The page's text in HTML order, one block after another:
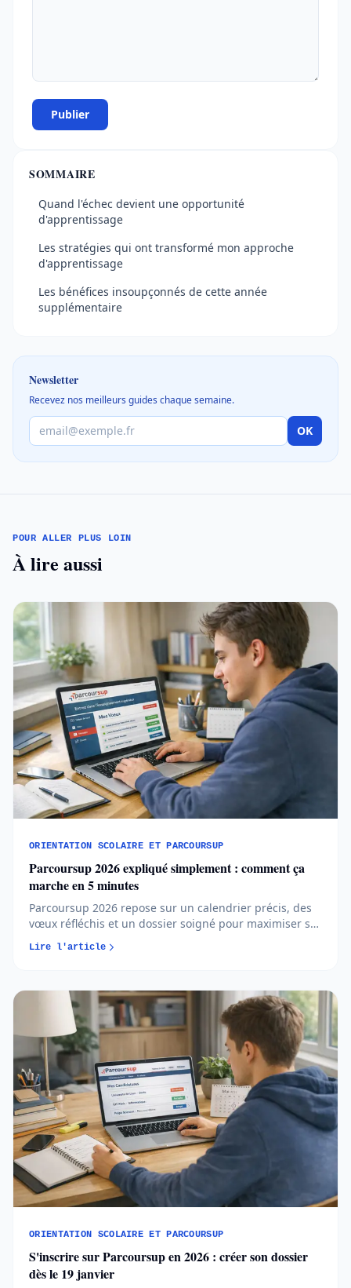
Publier
SOMMAIRE
Quand l'échec devient une opportunité
d'apprentissage
Les stratégies qui ont transformé mon approche
d'apprentissage
Les bénéfices insoupçonnés de cette année
supplémentaire
Newsletter
Recevez nos meilleurs guides chaque semaine.
OK
POUR ALLER PLUS LOIN
À lire aussi
ORIENTATION SCOLAIRE ET PARCOURSUP
Parcoursup 2026 expliqué simplement : comment ça
marche en 5 minutes
Parcoursup 2026 repose sur un calendrier précis, des
vœux réfléchis et un dossier soigné pour maximiser ses
anticiper chaque étape permet d’aborder l’orientation
Lire l'article
ORIENTATION SCOLAIRE ET PARCOURSUP
S'inscrire sur Parcoursup en 2026 : créer son dossier
dès le 19 janvier